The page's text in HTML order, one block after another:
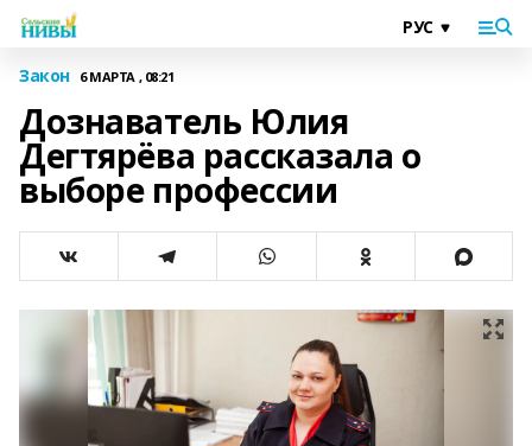
Закон 6 МАРТА , 08:21
Дознаватель Юлия
Дегтярёва рассказала о
выборе профессии